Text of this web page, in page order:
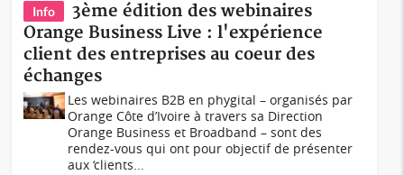
Info
3ème édition des webinaires
Orange Business Live : l'expérience
client des entreprises au coeur des
échanges
Les webinaires B2B en phygital – organisés par
Orange Côte d’Ivoire à travers sa Direction
Orange Business et Broadband – sont des
rendez-vous qui ont pour objectif de présenter
aux ‘clients...